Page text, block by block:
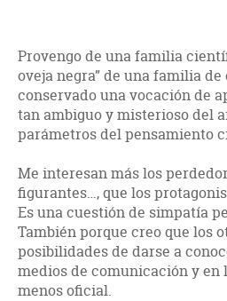
Provengo de una familia
oveja negra” de una familia
conservado una vocación de
tan ambiguo y misterioso del
parámetros del pensamiento
Me interesan más los
figurantes…, que los
Es una cuestión de simpatía
También porque creo que los
posibilidades de darse a
medios de comunicación y en
menos oficial.